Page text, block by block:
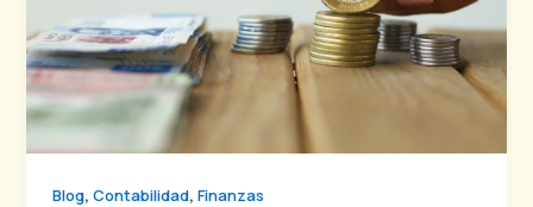
Blog,Contabilidad,Finanzas